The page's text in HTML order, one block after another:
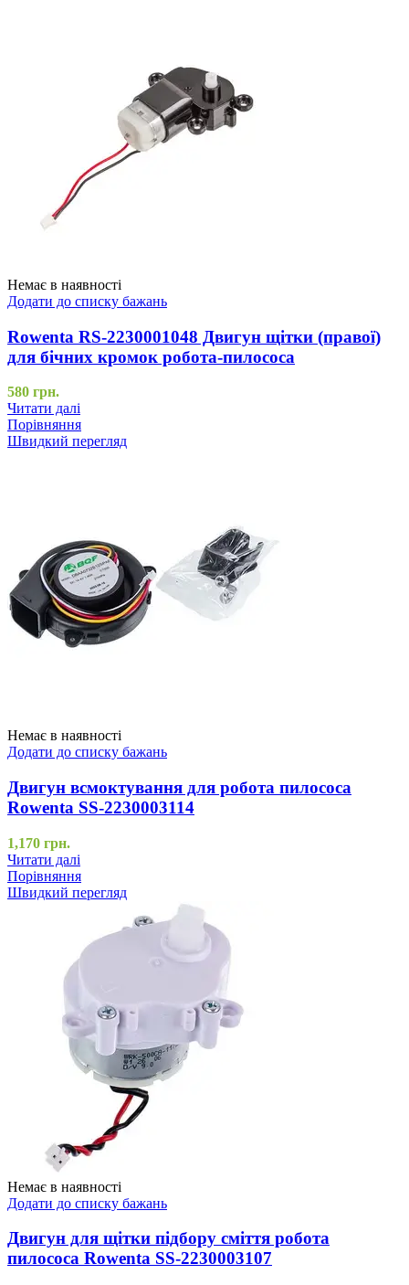
Немає в наявності
Додати до списку бажань
Rowenta RS-2230001048 Двигун щітки (правої)
для бічних кромок робота-пилососа
580 грн.
Читати далі
Порівняння
Швидкий перегляд
Немає в наявності
Додати до списку бажань
Двигун всмоктування для робота пилососа
Rowenta SS-2230003114
1,170 грн.
Читати далі
Порівняння
Швидкий перегляд
Немає в наявності
Додати до списку бажань
Двигун для щітки підбору сміття робота
пилососа Rowenta SS-2230003107